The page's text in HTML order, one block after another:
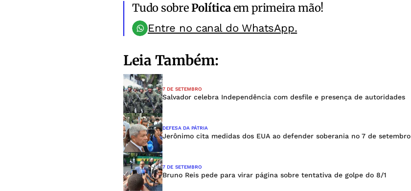
Tudo sobrePolíticaem primeira mão!
Entre no canal do WhatsApp.
Leia Também:
7 DE SETEMBRO
Salvador celebra Independência com desfile e presença de autoridades
DEFESA DA PÁTRIA
Jerônimo cita medidas dos EUA ao defender soberania no 7 de setembro
7 DE SETEMBRO
Bruno Reis pede para virar página sobre tentativa de golpe do 8/1